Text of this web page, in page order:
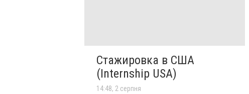
Стажировка в США
(Internship USA)
14:48, 2 серпня